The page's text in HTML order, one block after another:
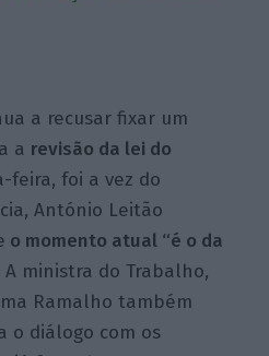
a recusar fixar um
a revisão da lei do
feira, foi a vez do
António Leitão
o momento atual “é o da
A ministra do Trabalho,
Ramalho também
o diálogo com os